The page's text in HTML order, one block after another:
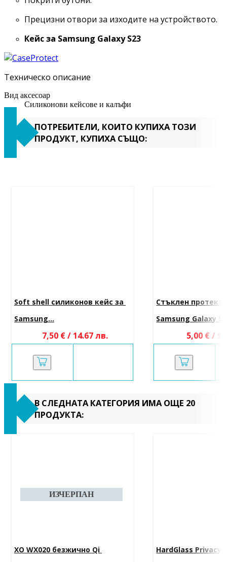
Прецизни отвори за изходите на устройството.
Кейс за Samsung Galaxy S23
Техническо описание
Вид аксесоар
Силиконови кейсове и калъфи
ПОТРЕБИТЕЛИ, КОИТО КУПИХА ТОЗИ
ПРОДУКТ, КУПИХА СЪЩО:
Soft shell силиконов кейс за
Samsung...
7,50 € / 14.67 лв.
Стъклен
Samsung Galaxy
5,00 € /
В СЛЕДНАТА КАТЕГОРИЯ ИМА ОЩЕ 20
ПРОДУКТА:
XO WX020 безжично Qi
HardGlass Privacy